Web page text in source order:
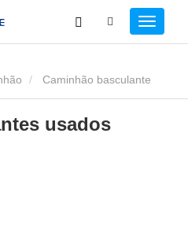
Caminhão basculante
usados ​​Shacman X3000
usados